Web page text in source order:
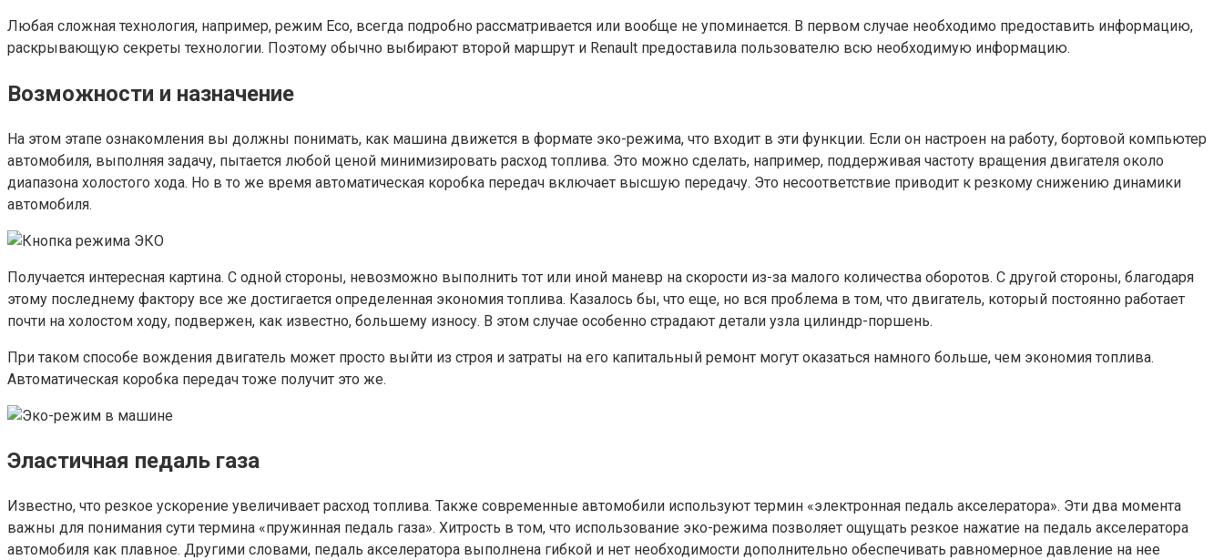
Любая сложная технология, например, режим Eco, всегда подробно рассматривается или вообще не упоминается. В первом случае необходимо предоставить информацию,
раскрывающую секреты технологии. Поэтому обычно выбирают второй маршрут и Renault предоставила пользователю всю необходимую информацию.
Возможности и назначение
На этом этапе ознакомления вы должны понимать, как машина движется в формате эко-режима, что входит в эти функции. Если он настроен на работу, бортовой компьютер
автомобиля, выполняя задачу, пытается любой ценой минимизировать расход топлива. Это можно сделать, например, поддерживая частоту вращения двигателя около
диапазона холостого хода. Но в то же время автоматическая коробка передач включает высшую передачу. Это несоответствие приводит к резкому снижению динамики
автомобиля.
Получается интересная картина. С одной стороны, невозможно выполнить тот или иной маневр на скорости из-за малого количества оборотов. С другой стороны, благодаря
этому последнему фактору все же достигается определенная экономия топлива. Казалось бы, что еще, но вся проблема в том, что двигатель, который постоянно работает
почти на холостом ходу, подвержен, как известно, большему износу. В этом случае особенно страдают детали узла цилиндр-поршень.
При таком способе вождения двигатель может просто выйти из строя и затраты на его капитальный ремонт могут оказаться намного больше, чем экономия топлива.
Автоматическая коробка передач тоже получит это же.
Эластичная педаль газа
Известно, что резкое ускорение увеличивает расход топлива. Также современные автомобили используют термин «электронная педаль акселератора». Эти два момента
важны для понимания сути термина «пружинная педаль газа». Хитрость в том, что использование эко-режима позволяет ощущать резкое нажатие на педаль акселератора
автомобиля как плавное. Другими словами, педаль акселератора выполнена гибкой и нет необходимости дополнительно обеспечивать равномерное давление на нее